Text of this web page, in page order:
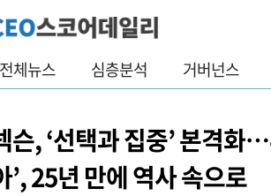
전체뉴스 심층분석 거버넌스
슨, ‘선택과 집중’ 본격화
’, 25년 만에 역사 속으로